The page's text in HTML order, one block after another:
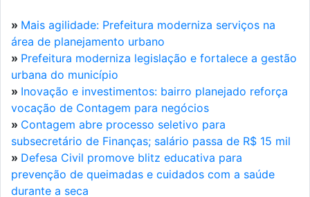
» Mais agilidade: Prefeitura moderniza serviços na
área de planejamento urbano
» Prefeitura moderniza legislação e fortalece a gestão
urbana do município
» Inovação e investimentos: bairro planejado reforça
vocação de Contagem para negócios
» Contagem abre processo seletivo para
subsecretário de Finanças; salário passa de R$ 15 mil
» Defesa Civil promove blitz educativa para
prevenção de queimadas e cuidados com a saúde
durante a seca